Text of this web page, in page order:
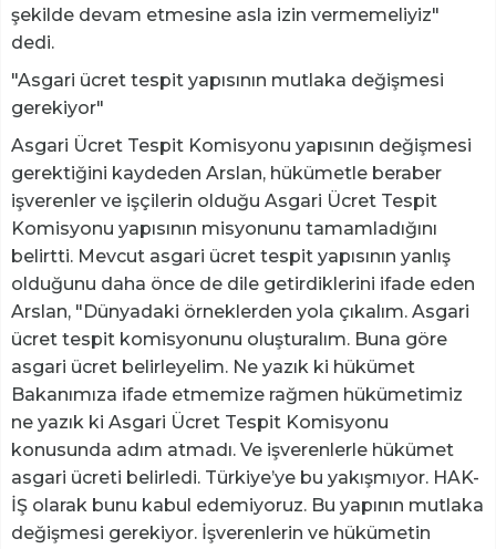
şekilde devam etmesine asla izin vermemeliyiz"
dedi.
"Asgari ücret tespit yapısının mutlaka değişmesi
gerekiyor"
Asgari Ücret Tespit Komisyonu yapısının değişmesi
gerektiğini kaydeden Arslan, hükümetle beraber
işverenler ve işçilerin olduğu Asgari Ücret Tespit
Komisyonu yapısının misyonunu tamamladığını
belirtti. Mevcut asgari ücret tespit yapısının yanlış
olduğunu daha önce de dile getirdiklerini ifade eden
Arslan, "Dünyadaki örneklerden yola çıkalım. Asgari
ücret tespit komisyonunu oluşturalım. Buna göre
asgari ücret belirleyelim. Ne yazık ki hükümet
Bakanımıza ifade etmemize rağmen hükümetimiz
ne yazık ki Asgari Ücret Tespit Komisyonu
konusunda adım atmadı. Ve işverenlerle hükümet
asgari ücreti belirledi. Türkiye’ye bu yakışmıyor. HAK-
İŞ olarak bunu kabul edemiyoruz. Bu yapının mutlaka
değişmesi gerekiyor. İşverenlerin ve hükümetin